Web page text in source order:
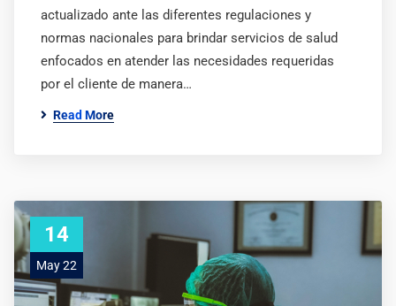
actualizado ante las diferentes regulaciones y
normas nacionales para brindar servicios de salud
enfocados en atender las necesidades requeridas
por el cliente de manera…
Read More
14
May 22